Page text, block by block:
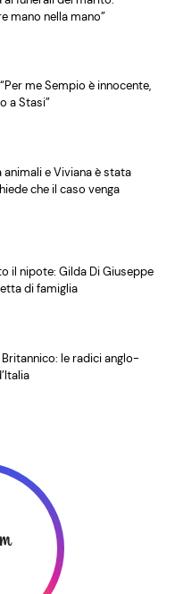
mano nella mano”
me Sempio è innocente,
a Stasi”
e Viviana è stata
che il caso venga
il nipote: Gilda Di Giuseppe
di famiglia
le radici anglo-